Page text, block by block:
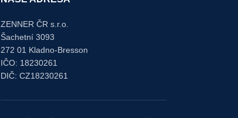
ZENNER ČR s.r.o.
Šachetní 3093
272 01 Kladno-Bresson
IČO: 18230261
DIČ: CZ18230261